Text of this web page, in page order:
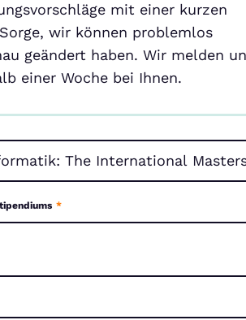
mit einer kurzen
wir können problemlos
geändert haben. Wir melden
einer Woche bei Ihnen.
*